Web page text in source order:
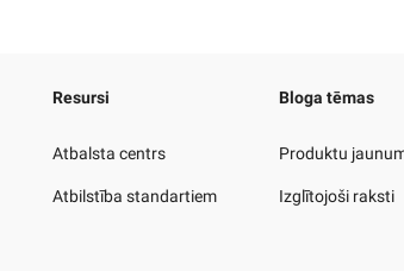
Resursi
Atbalsta centrs
Atbilstība standartiem
Bloga tēmas
Produktu
Izglītojoši raksti